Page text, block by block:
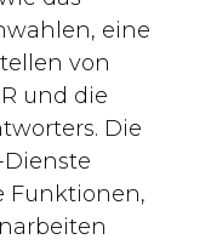
eine
von
und die
Die
Funktionen,